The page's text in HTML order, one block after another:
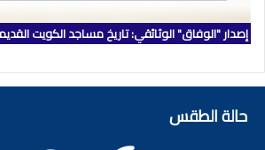
إصدار "الوفاق" الوثائقي: تاريخ مساجد الكويت القديمة
حالة الطقس